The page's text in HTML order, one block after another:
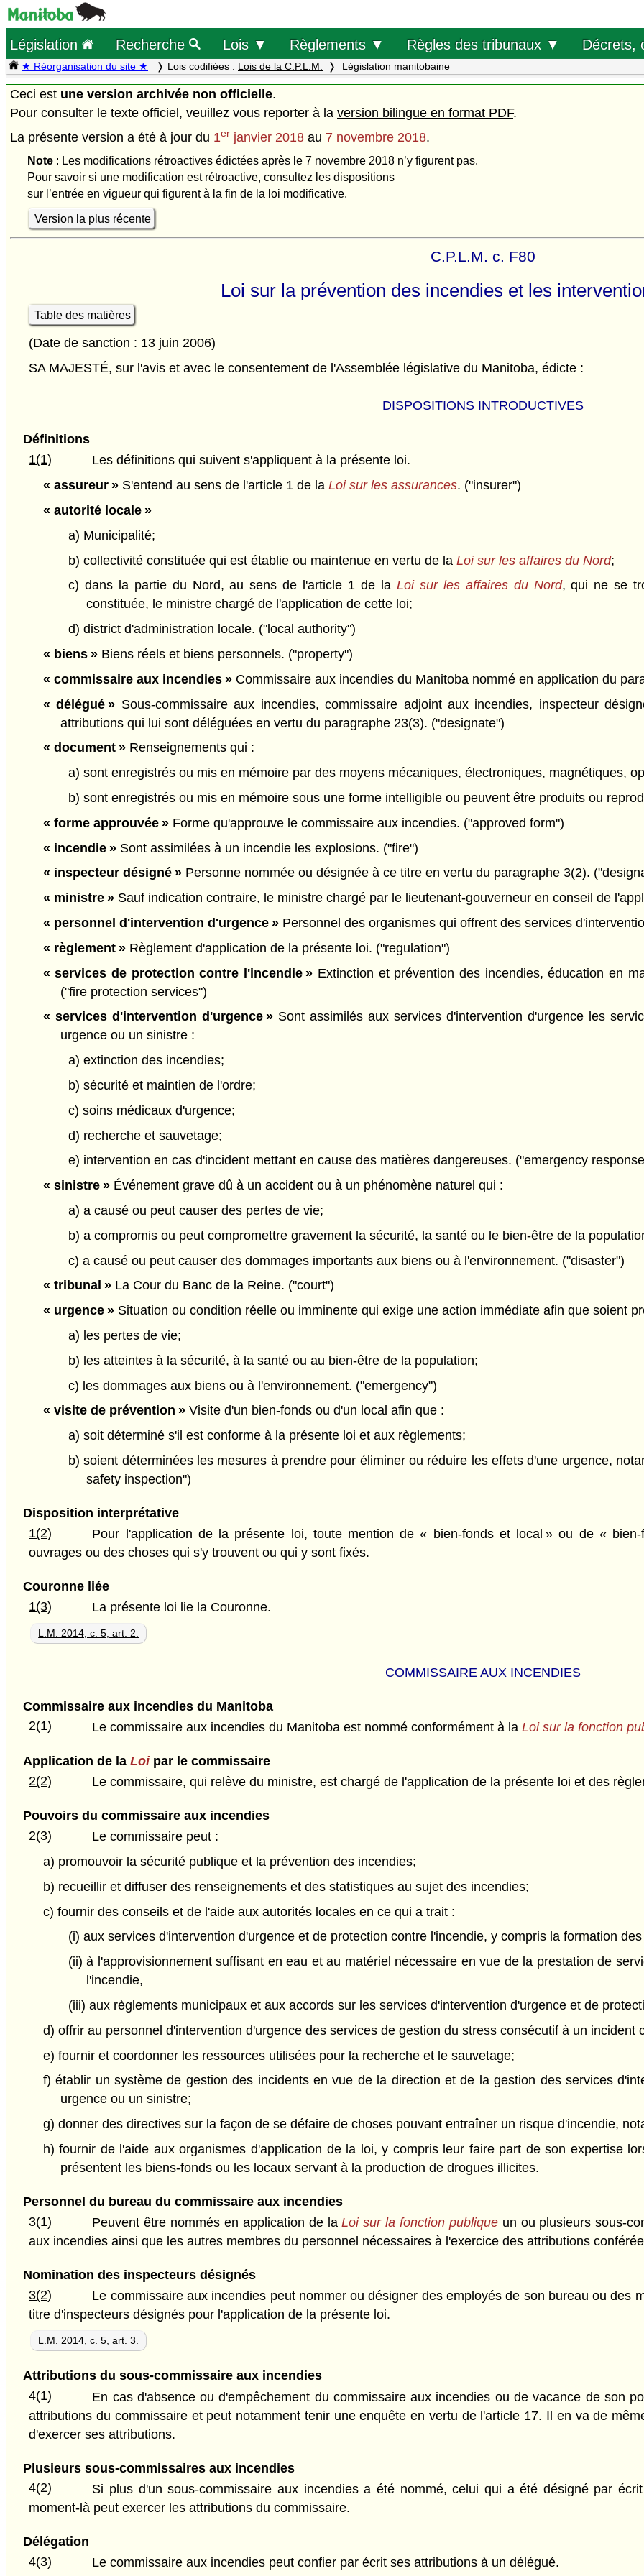
Législation Recherche Lois ▼ Règlements ▼ Règles des tribunaux ▼ Décrets,
★ Réorganisation du site ★ Lois codifiées : Lois de la C.P.L.M. Législation manitobaine
Ceci est une version archivée non officielle.
Pour consulter le texte officiel, veuillez vous reporter à la version bilingue en format PDF.
La présente version a été à jour du 1er janvier 2018 au 7 novembre 2018.
Note: Les modifications rétroactives édictées après le 7 novembre 2018 n’y figurent pas.
Pour savoir si une modification est rétroactive, consultez les dispositions
sur l’entrée en vigueur qui figurent à la fin de la loi modificative.
Version la plus récente
C.P.L.M. c. F80
Loi sur la prévention des incendies et les
Table des matières
(Date de sanction : 13 juin 2006)
SA MAJESTÉ, sur l'avis et avec le consentement de l'Assemblée législative du Manitoba, édicte :
DISPOSITIONS INTRODUCTIVES
Définitions
1(1)
Les définitions qui suivent s'appliquent à la présente loi.
« assureur »S'entend au sens de l'article 1 de la Loi sur les assurances. ("insurer")
« autorité locale »
a) Municipalité;
b) collectivité constituée qui est établie ou maintenue en vertu de la Loi sur les affaires du Nord;
c) dans la partie du Nord, au sens de l'article 1 de la Loi sur les affaires du Nord, qui ne se
constituée, le ministre chargé de l'application de cette loi;
d) district d'administration locale. ("local authority")
« biens »Biens réels et biens personnels. ("property")
« commissaire aux incendies »Commissaire aux incendies du Manitoba nommé en application du
« délégué » Sous-commissaire aux incendies, commissaire adjoint aux incendies, inspecteur
attributions qui lui sont déléguées en vertu du paragraphe 23(3). ("designate")
« document »Renseignements qui :
a) sont enregistrés ou mis en mémoire par des moyens mécaniques, électroniques, magnétiques,
b) sont enregistrés ou mis en mémoire sous une forme intelligible ou peuvent être produits ou
« forme approuvée »Forme qu'approuve le commissaire aux incendies. ("approved form")
« incendie »Sont assimilées à un incendie les explosions. ("fire")
« inspecteur désigné »Personne nommée ou désignée à ce titre en vertu du paragraphe 3(2).
« ministre » Sauf indication contraire, le ministre chargé par le lieutenant-gouverneur en conseil de
« personnel d'intervention d'urgence »Personnel des organismes qui offrent des services
« règlement »Règlement d'application de la présente loi. ("regulation")
« services de protection contre l'incendie » Extinction et prévention des incendies, éducation en
("fire protection services")
« services d'intervention d'urgence »Sont assimilés aux services d'intervention d'urgence les
urgence ou un sinistre :
a) extinction des incendies;
b) sécurité et maintien de l'ordre;
c) soins médicaux d'urgence;
d) recherche et sauvetage;
e) intervention en cas d'incident mettant en cause des matières dangereuses. ("emergency
« sinistre »Événement grave dû à un accident ou à un phénomène naturel qui :
a) a causé ou peut causer des pertes de vie;
b) a compromis ou peut compromettre gravement la sécurité, la santé ou le bien-être de la
c) a causé ou peut causer des dommages importants aux biens ou à l'environnement. ("disaster")
« tribunal »La Cour du Banc de la Reine. ("court")
« urgence »Situation ou condition réelle ou imminente qui exige une action immédiate afin que soient
a) les pertes de vie;
b) les atteintes à la sécurité, à la santé ou au bien-être de la population;
c) les dommages aux biens ou à l'environnement. ("emergency")
« visite de prévention »Visite d'un bien-fonds ou d'un local afin que :
a) soit déterminé s'il est conforme à la présente loi et aux règlements;
b) soient déterminées les mesures à prendre pour éliminer ou réduire les effets d'une urgence,
safety inspection")
Disposition interprétative
1(2)
Pour l'application de la présente loi, toute mention de « bien-fonds et local » ou de «
ouvrages ou des choses qui s'y trouvent ou qui y sont fixés.
Couronne liée
1(3)
La présente loi lie la Couronne.
L.M. 2014, c. 5, art. 2.
COMMISSAIRE AUX INCENDIES
Commissaire aux incendies du Manitoba
2(1)
Le commissaire aux incendies du Manitoba est nommé conformément à laLoi sur la fonction
Application de la Loi par le commissaire
2(2)
Le commissaire, qui relève du ministre, est chargé de l'application de la présente loi et des
Pouvoirs du commissaire aux incendies
2(3)
Le commissaire peut :
a) promouvoir la sécurité publique et la prévention des incendies;
b) recueillir et diffuser des renseignements et des statistiques au sujet des incendies;
c) fournir des conseils et de l'aide aux autorités locales en ce qui a trait :
(i) aux services d'intervention d'urgence et de protection contre l'incendie, y compris la formation
(ii) à l'approvisionnement suffisant en eau et au matériel nécessaire en vue de la prestation de
l'incendie,
(iii) aux règlements municipaux et aux accords sur les services d'intervention d'urgence et de
d) offrir au personnel d'intervention d'urgence des services de gestion du stress consécutif à un incident
e) fournir et coordonner les ressources utilisées pour la recherche et le sauvetage;
f) établir un système de gestion des incidents en vue de la direction et de la gestion des services
urgence ou un sinistre;
g) donner des directives sur la façon de se défaire de choses pouvant entraîner un risque d'incendie,
h) fournir de l'aide aux organismes d'application de la loi, y compris leur faire part de son expertise
présentent les biens-fonds ou les locaux servant à la production de drogues illicites.
Personnel du bureau du commissaire aux incendies
3(1)
Peuvent être nommés en application de laLoi sur la fonction publiqueun ou plusieurs sous-
aux incendies ainsi que les autres membres du personnel nécessaires à l'exercice des attributions
Nomination des inspecteurs désignés
3(2)
Le commissaire aux incendies peut nommer ou désigner des employés de son bureau ou des
titre d'inspecteurs désignés pour l'application de la présente loi.
L.M. 2014, c. 5, art. 3.
Attributions du sous-commissaire aux incendies
4(1)
En cas d'absence ou d'empêchement du commissaire aux incendies ou de vacance de son
attributions du commissaire et peut notamment tenir une enquête en vertu de l'article 17. Il en va de
d'exercer ses attributions.
Plusieurs sous-commissaires aux incendies
4(2)
Si plus d'un sous-commissaire aux incendies a été nommé, celui qui a été désigné par
moment-là peut exercer les attributions du commissaire.
Délégation
4(3)
Le commissaire aux incendies peut confier par écrit ses attributions à un délégué.